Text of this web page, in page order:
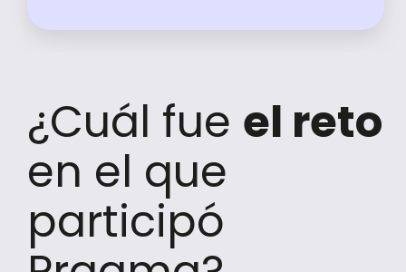
¿Cuál fue el reto
en el que
participó